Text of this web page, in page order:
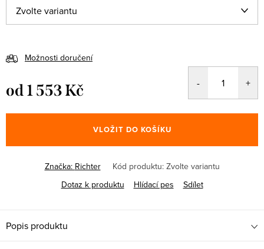
Možnosti doručení
od1 553 Kč
cena:
VLOŽIT DO KOŠÍKU
Značka: Richter Kód produktu: Zvolte variantu
Dotaz k produktu
Hlídací pes Sdílet
Popis produktu